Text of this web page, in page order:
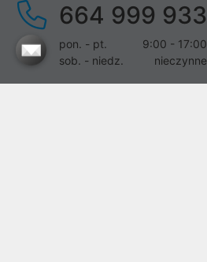
664 999 933
pon. - pt.
9:00 - 17:00
sob. - niedz.
nieczynne